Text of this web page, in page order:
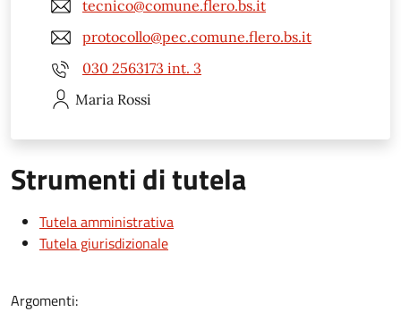
tecnico@comune.flero.bs.it
protocollo@pec.comune.flero.bs.it
030 2563173 int. 3
Maria Rossi
Strumenti di tutela
Tutela amministrativa
Tutela giurisdizionale
Argomenti: